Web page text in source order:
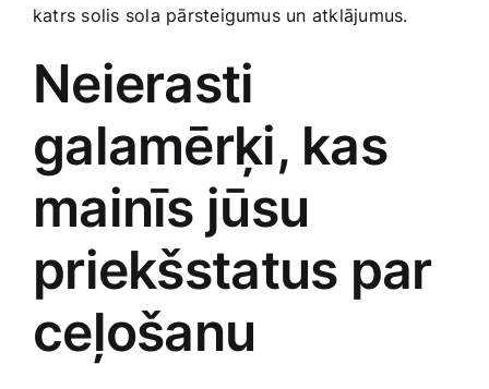
katrs solis sola pārsteigumus un atklājumus.
Neierasti
galamērķi, kas
mainīs jūsu
priekšstatus par
ceļošanu